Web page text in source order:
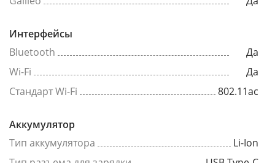
Интерфейсы
Bluetooth
Да
Wi-Fi
Да
Стандарт Wi-Fi
802.11ac
Аккумулятор
Тип аккумулятора
Li-Ion